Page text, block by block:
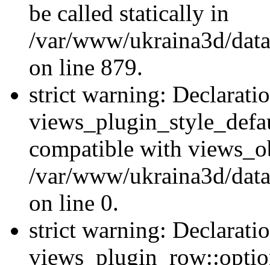
be called statically in
/var/www/ukraina3d/
on line 879.
strict warning:
compatible with
/var/www/ukraina3d/
on line 0.
strict warning: